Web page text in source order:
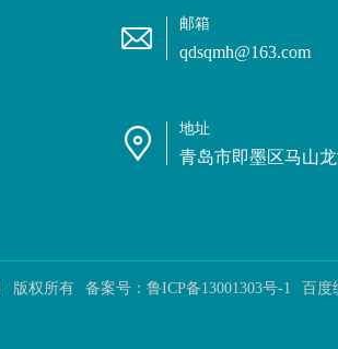
邮箱
qdsqmh@163.com
地址
青岛市即墨区马山
版权所有 备案号： 鲁ICP备13001303号-1 百度